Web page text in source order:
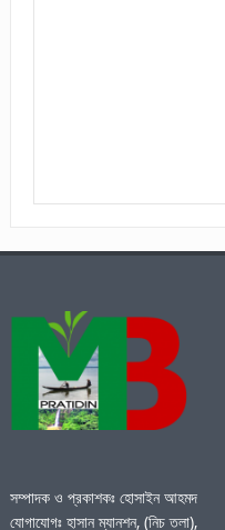
সম্পাদক ও প্রকাশকঃ হোসাইন আহমদ
যোগাযোগঃ হাসান ম্যানশন, (নিচ তলা),